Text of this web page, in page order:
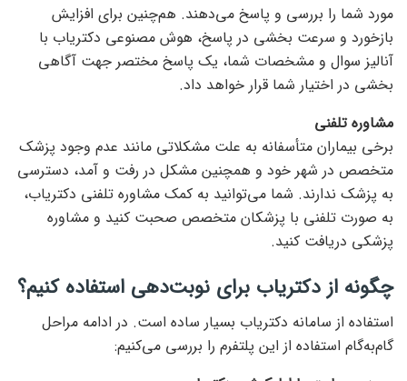
مورد شما را بررسی و پاسخ می‌دهند. هم‌چنین برای افزایش
بازخورد و سرعت بخشی در پاسخ، هوش مصنوعی دکتریاب با
آنالیز سوال و مشخصات شما، یک پاسخ مختصر جهت آگاهی
بخشی در اختیار شما قرار خواهد داد.
مشاوره تلفنی
برخی بیماران متأسفانه به علت مشکلاتی مانند عدم وجود پزشک
متخصص در شهر خود و همچنین مشکل در رفت و آمد، دسترسی
به پزشک ندارند. شما می‌توانید به کمک مشاوره تلفنی دکتریاب،
به صورت تلفنی با پزشکان متخصص صحبت کنید و مشاوره
پزشکی دریافت کنید.
چگونه از دکتریاب برای نوبت‌دهی استفاده کنیم؟
استفاده از سامانه دکتریاب بسیار ساده است. در ادامه مراحل
گام‌به‌گام استفاده از این پلتفرم را بررسی می‌کنیم: